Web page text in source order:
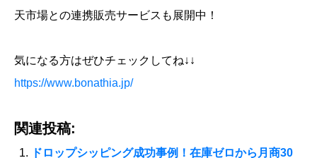
天市場との連携販売サービスも展開中！
気になる方はぜひチェックしてね↓↓
https://www.bonathia.jp/
関連投稿:
ドロップシッピング成功事例！在庫ゼロから月商30